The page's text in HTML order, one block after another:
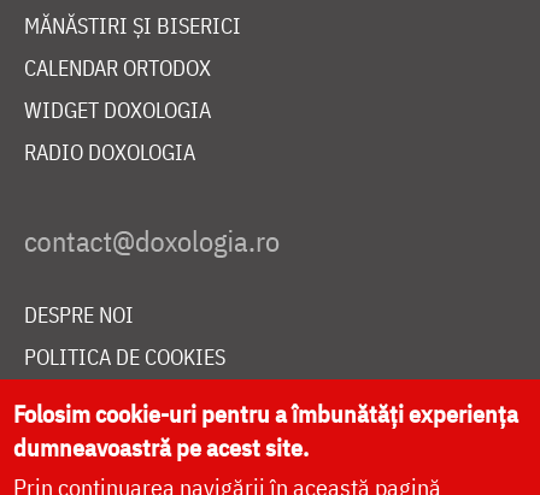
MĂNĂSTIRI ȘI BISERICI
CALENDAR ORTODOX
WIDGET DOXOLOGIA
RADIO DOXOLOGIA
DESPRE NOI
POLITICA DE COOKIES
DONEAZĂ ONLINE PENTRU CATEDRALA NAȚIONALĂ
Folosim cookie-uri pentru a îmbunătăți experiența
dumneavoastră pe acest site.
Prin continuarea navigării în această pagină